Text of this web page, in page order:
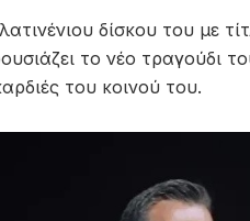
δίσκου του με
το νέο τραγούδι
του κοινού του.